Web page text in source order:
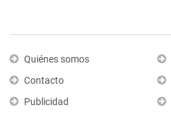
Quiénes somos
Contacto
Publicidad